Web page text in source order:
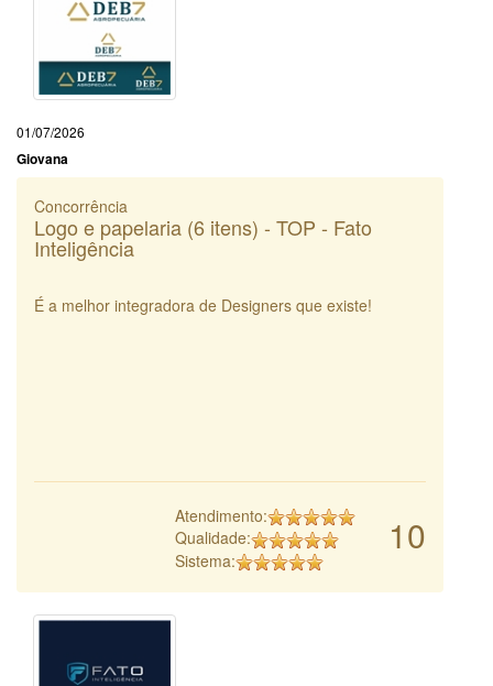
01/07/2026
Giovana
Concorrência
Logo e papelaria (6 itens) - TOP - Fato
Inteligência
É a melhor integradora de Designers que existe!
10
Atendimento:
Qualidade:
Sistema: